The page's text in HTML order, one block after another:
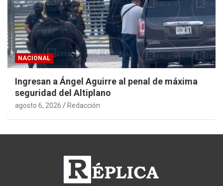
NACIONAL
Ingresan a Ángel Aguirre al penal de máxima
seguridad del Altiplano
agosto 6, 2026 Redacción